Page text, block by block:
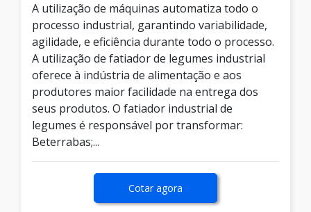
A utilização de máquinas automatiza todo o
processo industrial, garantindo variabilidade,
agilidade, e eficiência durante todo o processo.
A utilização de fatiador de legumes industrial
oferece à indústria de alimentação e aos
produtores maior facilidade na entrega dos
seus produtos. O fatiador industrial de
legumes é responsável por transformar:
Beterrabas;...
Cotar agora